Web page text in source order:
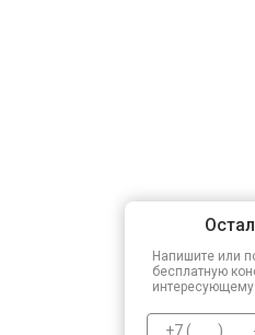
Напишите или
бесплатную
интересующему